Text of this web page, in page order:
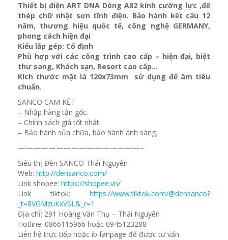
Thiết bị điện ART DNA Dòng A82 kính cường lực ,đế
thép chữ nhật sơn tĩnh điện. Bảo hành kết cấu 12
năm, thương hiệu quốc tế, công nghệ GERMANY,
phong cách hiện đại
Kiểu lắp gép: Cố định
Phù hợp với các công trình cao cấp – hiện đại, biệt
thư sang, Khách sạn, Resort cao cấp…
Kích thước mặt là 120x73mm sử dụng đế âm tiêu
chuẩn.
SANCO CAM KẾT
– Nhập hàng tận gốc.
– Chính sách giá tốt nhất.
– Bảo hành sửa chữa, bảo hành ánh sáng.
————————————————–
Siêu thị Đèn SANCO Thái Nguyên
Web: http://densanco.com/
Link shopee: https://shopee.vn/
Link tiktok: https://www.tiktok.com/@densanco?
_t=8VGMzuKxVSL&_r=1
Địa chỉ: 291 Hoàng Văn Thụ – Thái Nguyên
Hotline: 0866115966 hoặc 0945123288
Liên hệ trực tiếp hoặc ib fanpage để được tư vấn